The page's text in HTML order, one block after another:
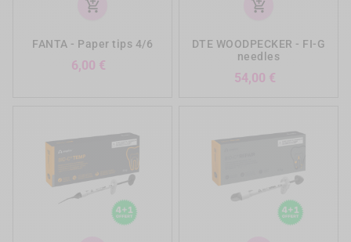
add_shopping_cart
FANTA - Paper tips 4/6
6,00 €
add_shopping_cart
DTE WOODPECKER - FI-G
needles
54,00 €